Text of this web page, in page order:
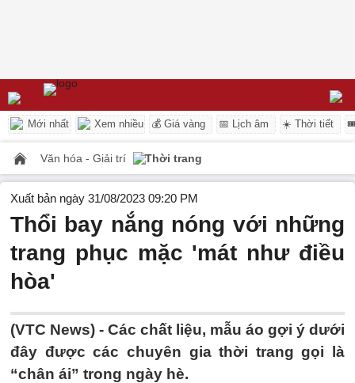
Mới nhất Xem nhiều 💰 Giá vàng 📅 Lịch âm ☀️ Thời tiết
Văn hóa - Giải trí Thời trang
Xuất bản ngày 31/08/2023 09:20 PM
Thổi bay nắng nóng với những
trang phục mặc 'mát như điều
hòa'
(VTC News) - Các chất liệu, mẫu áo gợi ý dưới
đây được các chuyên gia thời trang gọi là
“chân ái” trong ngày hè.